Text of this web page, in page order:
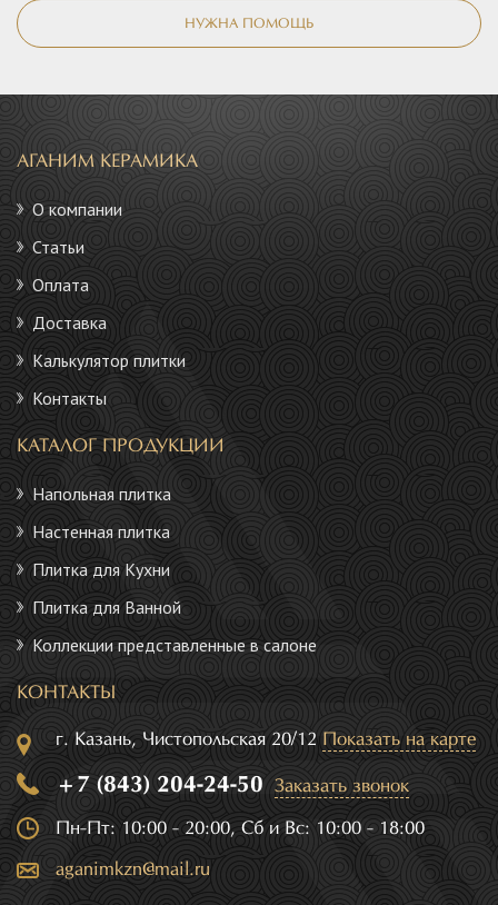
НУЖНА ПОМОЩЬ
АГАНИМ КЕРАМИКА
О компании
Статьи
Оплата
Доставка
Калькулятор плитки
Контакты
КАТАЛОГ ПРОДУКЦИИ
Напольная плитка
Настенная плитка
Плитка для Кухни
Плитка для Ванной
Коллекции представленные в салоне
КОНТАКТЫ
г. Казань, Чистопольская 20/12 Показать на карте
+7 (843) 204-24-50 Заказать звонок
Пн-Пт: 10:00 - 20:00, Сб и Вс: 10:00 - 18:00
aganimkzn@mail.ru